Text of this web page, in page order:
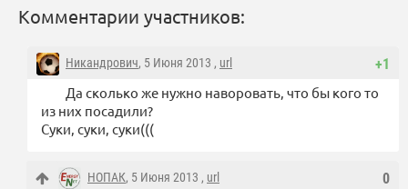
Комментарии участников:
+1
Никандрович, 5 Июня 2013 , url
Да сколько же нужно наворовать, что бы кого то
из них посадили?
Суки, суки, суки(((
0
НОПАК, 5 Июня 2013 , url